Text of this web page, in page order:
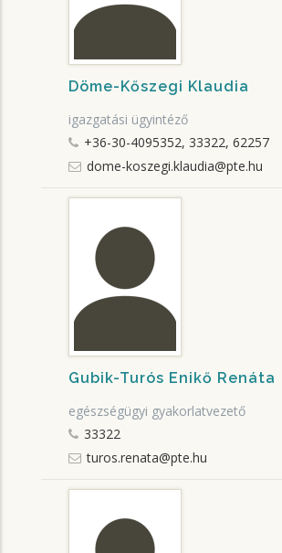
Döme-Kőszegi Klaudia
igazgatási ügyintéző
+36-30-4095352, 33322, 62257
dome-koszegi.klaudia@pte.hu
Gubik-Turós Enikő Renáta
egészségügyi gyakorlatvezető
33322
turos.renata@pte.hu